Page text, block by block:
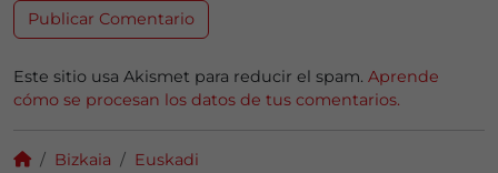
Este sitio usa Akismet para reducir el spam. Aprende
cómo se procesan los datos de tus comentarios.
Bizkaia
Euskadi